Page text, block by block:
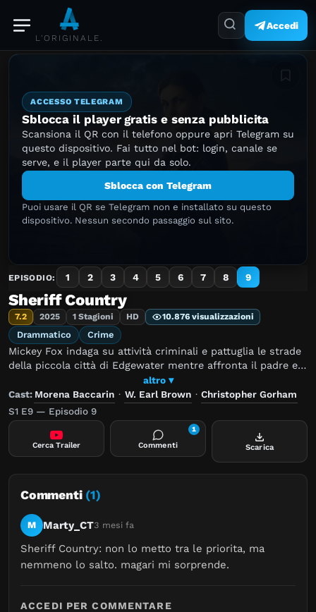
L'ORIGINALE.
Accedi
ACCESSO TELEGRAM
Sblocca il player gratis e senza pubblicita
Scansiona il QR con il telefono oppure apri Telegram su
questo dispositivo. Fai tutto nel bot: login, canale se
serve, e il player parte qui da solo.
Sblocca con Telegram
Puoi usare il QR se Telegram non e installato su questo
dispositivo. Nessun secondo passaggio sul sito.
EPISODIO: 1 2 3 4 5 6 7 8 9
Sheriff Country
7.2 2025 1 Stagioni HD 10.876 visualizzazioni
Drammatico Crime
Mickey Fox indaga su attività criminali e pattuglia le strade
della piccola città di Edgewater mentre affronta il padre ex
detenuto e un misterioso incidente che coinvolge la figlia
ribelle.
altro ▾
Cast: Morena Baccarin · W. Earl Brown · Christopher Gorham
S1 E9 — Episodio 9
Cerca Trailer Commenti
1
Scarica
Commenti (1)
M Marty_CT3 mesi fa
Sheriff Country: non lo metto tra le priorita, ma
nemmeno lo salto. magari mi sorprende.
ACCEDI PER COMMENTARE